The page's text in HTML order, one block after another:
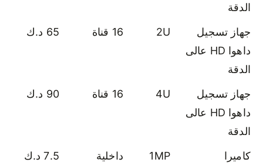
الدقة
جهاز تسجيل
داهوا HD عالى
الدقة
2U 16 قناة 65 د.ك
جهاز تسجيل
داهوا HD عالى
الدقة
4U 16 قناة 90 د.ك
كاميرا
1MP داخلية 7.5 د.ك